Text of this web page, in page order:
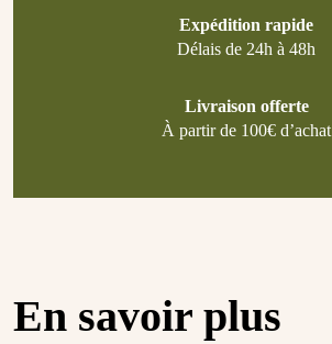
Expédition rapide
Délais de 24h à 48h
Livraison offerte
À partir de 100€ d’achat
En savoir plus